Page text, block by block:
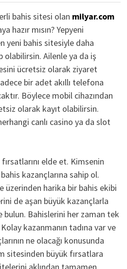
bahis sitesi olan milyar.com
hazır mısın? Yepyeni
yeni bahis sitesiyle daha
olabilirsin. Ailenle ya da iş
ücretsiz olarak ziyaret
bir adet akıllı telefona
Böylece mobil cihazından
olarak kayıt olabilirsin.
canlı casino ya da slot
elde et. Kimsenin
kazançlarına sahip ol.
üzerinden harika bir bahis ekibi
de aşan büyük kazançlarla
Bahislerini her zaman tek
kazanmanın tadına var ve
ne olacağı konusunda
sitesinden büyük fırsatlara